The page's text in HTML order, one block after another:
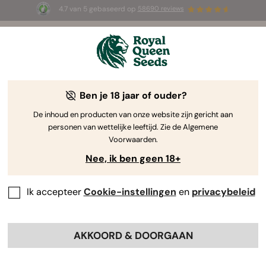
4.7 van 5 gebaseerd op 58690 reviews
3 White Widow Auto zaadjesGRATIS voor de
De geschiedenis van hennep: Alles over
de impact van hennep
Hennep staat de laatste jaren volop in de belangstelling.
Ben je 18 jaar of ouder?
De inhoud en producten van onze website zijn gericht aan
personen van wettelijke leeftijd. Zie de Algemene
Voorwaarden.
Nee, ik ben geen 18+
Ik accepteerCookie-instellingen en privacybeleid
AKKOORD & DOORGAAN